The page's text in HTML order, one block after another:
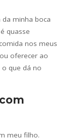
minha boca
quasse
nos meus
oferecer ao
que dá no
meu filho.